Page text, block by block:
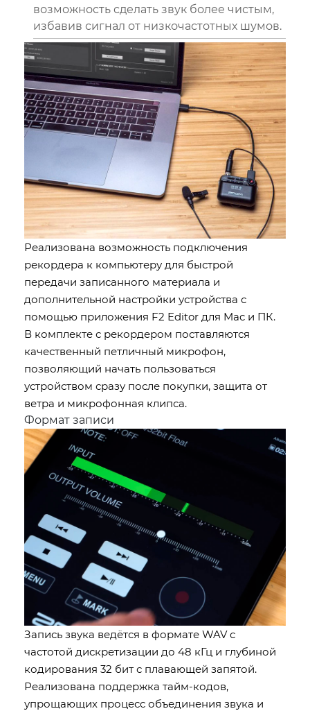
возможность сделать звук более чистым,
избавив сигнал от низкочастотных шумов.
Реализована возможность подключения
рекордера к компьютеру для быстрой
передачи записанного материала и
дополнительной настройки устройства с
помощью приложения F2 Editor для Mac и ПК.
В комплекте с рекордером поставляются
качественный петличный микрофон,
позволяющий начать пользоваться
устройством сразу после покупки, защита от
ветра и микрофонная клипса.
Формат записи
Запись звука ведётся в формате WAV с
частотой дискретизации до 48 кГц и глубиной
кодирования 32 бит с плавающей запятой.
Реализована поддержка тайм-кодов,
упрощающих процесс объединения звука и